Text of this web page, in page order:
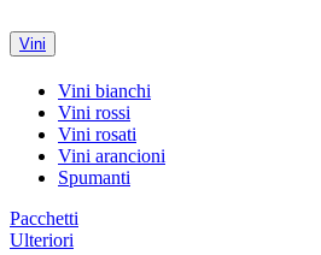
Vini
Vini bianchi
Vini rossi
Vini rosati
Vini arancioni
Spumanti
Pacchetti
Ulteriori